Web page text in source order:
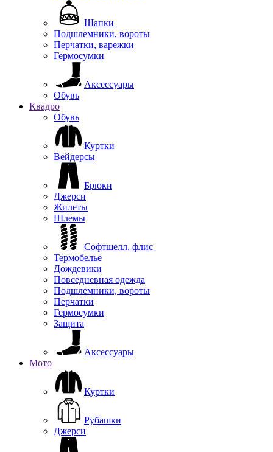
Шапки
Подшлемники, вороты
Перчатки, варежки
Гермосумки
Аксессуары
Обувь
Квадро
Обувь
Куртки
Вейдерсы
Брюки
Джерси
Жилеты
Шлемы
Софтшелл, флис
Термобелье
Дождевики
Повседневная одежда
Подшлемники, вороты
Перчатки
Гермосумки
Защита
Аксессуары
Мото
Куртки
Рубашки
Джерси